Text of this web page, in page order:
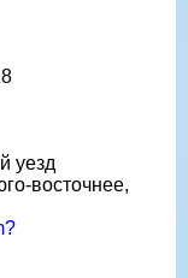
уезд
восточнее,